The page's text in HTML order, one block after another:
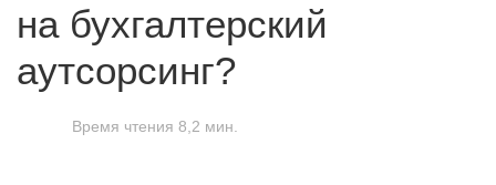
на бухгалтерский
аутсорсинг?
Время чтения 8,2 мин.